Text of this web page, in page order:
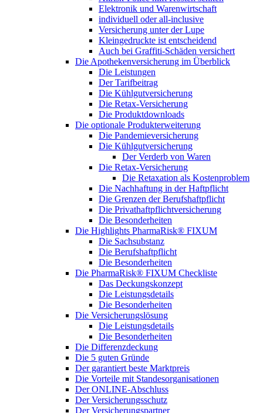
Elektronik und Warenwirtschaft
individuell oder all-inclusive
Versicherung unter der Lupe
Kleingedruckte ist entscheidend
Auch bei Graffiti-Schäden versichert
Die Apothekenversicherung im Überblick
Die Leistungen
Der Tarifbeitrag
Die Kühlgutversicherung
Die Retax-Versicherung
Die Produktdownloads
Die optionale Produkterweiterung
Die Pandemieversicherung
Die Kühlgutversicherung
Der Verderb von Waren
Die Retax-Versicherung
Die Retaxation als Kostenproblem
Die Nachhaftung in der Haftpflicht
Die Grenzen der Berufshaftpflicht
Die Privathaftpflichtversicherung
Die Besonderheiten
Die Highlights PharmaRisk® FIXUM
Die Sachsubstanz
Die Berufshaftpflicht
Die Besonderheiten
Die PharmaRisk® FIXUM Checkliste
Das Deckungskonzept
Die Leistungsdetails
Die Besonderheiten
Die Versicherungslösung
Die Leistungsdetails
Die Besonderheiten
Die Differenzdeckung
Die 5 guten Gründe
Der garantiert beste Marktpreis
Die Vorteile mit Standesorganisationen
Der ONLINE-Abschluss
Der Versicherungsschutz
Der Versicherungspartner